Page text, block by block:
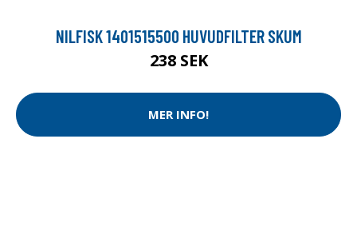
NILFISK 1401515500 HUVUDFILTER SKUM
238 SEK
MER INFO!